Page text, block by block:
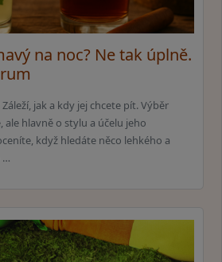
na noc? Ne tak úplně.
jak a kdy jej chcete pít. Výběr
ale hlavně o stylu a účelu jeho
když hledáte něco lehkého a
…